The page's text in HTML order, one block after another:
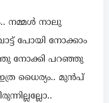
നമ്മൾ നാലു
പോയി നോക്കാം
നോക്കി പറഞ്ഞു
ധൈര്യം.. മുൻപ്